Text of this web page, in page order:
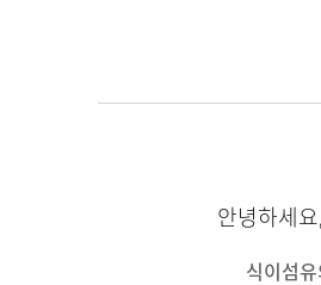
안녕하세
식이섬